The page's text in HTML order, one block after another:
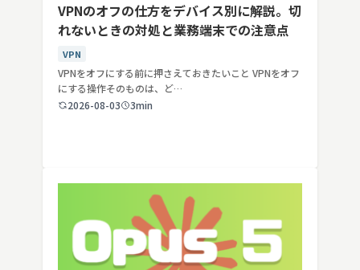
VPNのオフの仕方をデバイス別に解説。切
れないときの対処と業務端末での注意点
VPN
VPNをオフにする前に押さえておきたいこと VPNをオフ
にする操作そのものは、ど…
2026-08-03
3min